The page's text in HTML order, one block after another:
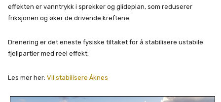
effekten er vanntrykk i sprekker og glideplan, som reduserer
friksjonen og øker de drivende kreftene.
Drenering er det eneste fysiske tiltaket for å stabilisere ustabile
fjellpartier med reel effekt.
Les mer her: Vil stabilisere Åknes